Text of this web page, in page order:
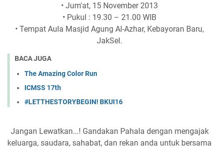
• Jum'at, 15 November 2013
• Pukul : 19.30 – 21.00 WIB
• Tempat Aula Masjid Agung Al-Azhar, Kebayoran Baru,
JakSel.
BACA JUGA
The Amazing Color Run
ICMSS 17th
#LETTHESTORYBEGIN! BKUI16
Jangan Lewatkan...! Gandakan Pahala dengan mengajak
keluarga, saudara, sahabat, dan rekan anda untuk bersama